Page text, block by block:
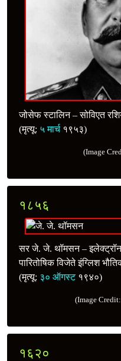
जोसेफ स्टालिन – सोविएत
(मृत्यू: ५ मार्च १९५३)
(Image
१८५६
सर जे. जे. थॉमसन –
पारितोषिक विजेते इंग्लिश
(मृत्यू: ३० ऑगस्ट१९४०)
(Image Credit:
१६२०